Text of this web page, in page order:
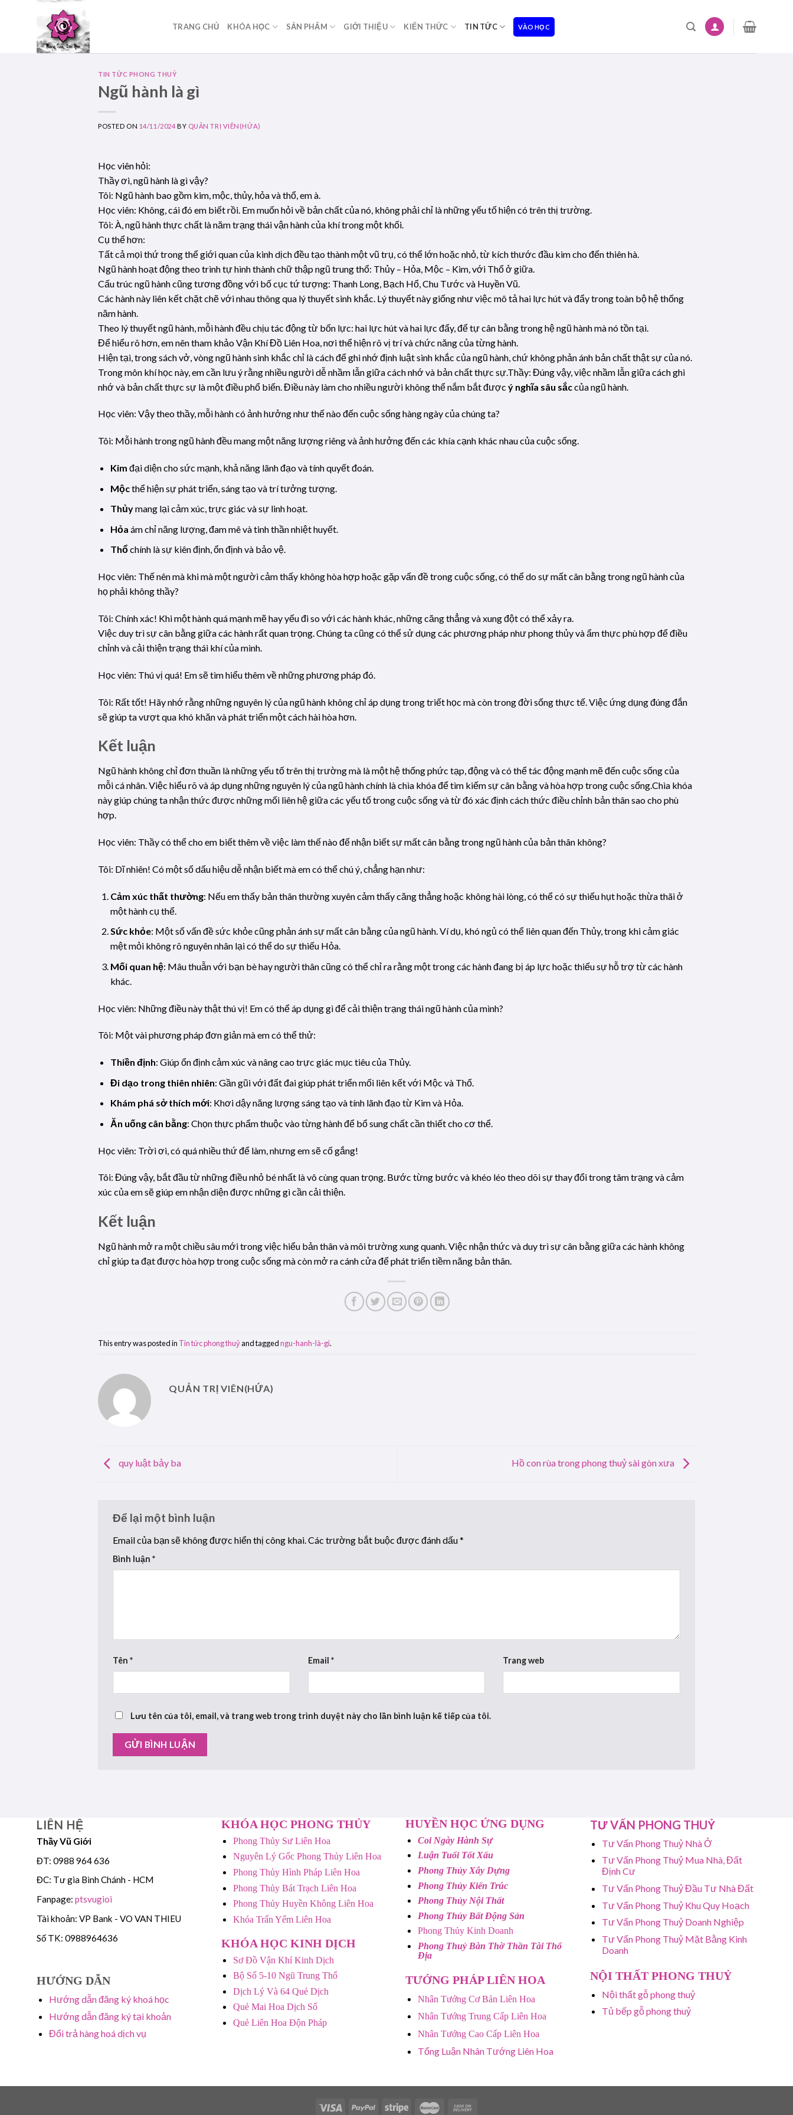
TRANG CHỦ KHÓA HỌC SẢN PHẨM GIỚI THIỆU KIẾN THỨC TIN TỨC VÀO HỌC
TIN TỨC PHONG THUỶ
Ngũ hành là gì
POSTED ON 14/11/2024 BY QUẢN TRỊ VIÊN(HỨA)
Học viên hỏi:
Thầy ơi, ngũ hành là gì vậy?
Tôi: Ngũ hành bao gồm kim, mộc, thủy, hỏa và thổ, em à.
Học viên: Không, cái đó em biết rồi. Em muốn hỏi về bản chất của nó, không phải chỉ là những yếu tố hiện có trên thị trường.
Tôi: À, ngũ hành thực chất là năm trạng thái vận hành của khí trong một khối.
Cụ thể hơn:
Tất cả mọi thứ trong thế giới quan của kinh dịch đều tạo thành một vũ trụ, có thể lớn hoặc nhỏ, từ kích thước đầu kim cho đến thiên hà.
Ngũ hành hoạt động theo trình tự hình thành chữ thập ngũ trung thổ: Thủy – Hỏa, Mộc – Kim, với Thổ ở giữa.
Cấu trúc ngũ hành cũng tương đồng với bố cục tứ tượng: Thanh Long, Bạch Hổ, Chu Tước và Huyền Vũ.
Các hành này liên kết chặt chẽ với nhau thông qua lý thuyết sinh khắc. Lý thuyết này giống như việc mô tả hai lực hút và đẩy trong toàn bộ hệ thống
năm hành.
Theo lý thuyết ngũ hành, mỗi hành đều chịu tác động từ bốn lực: hai lực hút và hai lực đẩy, để tự cân bằng trong hệ ngũ hành mà nó tồn tại.
Để hiểu rõ hơn, em nên tham khảo Vận Khí Đồ Liên Hoa, nơi thể hiện rõ vị trí và chức năng của từng hành.
Hiện tại, trong sách vở, vòng ngũ hành sinh khắc chỉ là cách để ghi nhớ định luật sinh khắc của ngũ hành, chứ không phản ánh bản chất thật sự của nó.
Trong môn khí học này, em cần lưu ý rằng nhiều người dễ nhầm lẫn giữa cách nhớ và bản chất thực sự.Thầy: Đúng vậy, việc nhầm lẫn giữa cách ghi
nhớ và bản chất thực sự là một điều phổ biến. Điều này làm cho nhiều người không thể nắm bắt đượcý nghĩa sâu sắccủa ngũ hành.
Học viên: Vậy theo thầy, mỗi hành có ảnh hưởng như thế nào đến cuộc sống hàng ngày của chúng ta?
Tôi: Mỗi hành trong ngũ hành đều mang một năng lượng riêng và ảnh hưởng đến các khía cạnh khác nhau của cuộc sống.
Kim đại diện cho sức mạnh, khả năng lãnh đạo và tính quyết đoán.
Mộcthể hiện sự phát triển, sáng tạo và trí tưởng tượng.
Thủymang lại cảm xúc, trực giác và sự linh hoạt.
Hỏa ám chỉ năng lượng, đam mê và tinh thần nhiệt huyết.
Thổchính là sự kiên định, ổn định và bảo vệ.
Học viên: Thế nên mà khi mà một người cảm thấy không hòa hợp hoặc gặp vấn đề trong cuộc sống, có thể do sự mất cân bằng trong ngũ hành của
họ phải không thầy?
Tôi: Chính xác! Khi một hành quá mạnh mẽ hay yếu đi so với các hành khác, những căng thẳng và xung đột có thể xảy ra.
Việc duy trì sự cân bằng giữa các hành rất quan trọng. Chúng ta cũng có thể sử dụng các phương pháp như phong thủy và ẩm thực phù hợp để điều
chỉnh và cải thiện trạng thái khí của mình.
Học viên: Thú vị quá! Em sẽ tìm hiểu thêm về những phương pháp đó.
Tôi: Rất tốt! Hãy nhớ rằng những nguyên lý của ngũ hành không chỉ áp dụng trong triết học mà còn trong đời sống thực tế. Việc ứng dụng đúng đắn
sẽ giúp ta vượt qua khó khăn và phát triển một cách hài hòa hơn.
Kết luận
Ngũ hành không chỉ đơn thuần là những yếu tố trên thị trường mà là một hệ thống phức tạp, động và có thể tác động mạnh mẽ đến cuộc sống của
mỗi cá nhân. Việc hiểu rõ và áp dụng những nguyên lý của ngũ hành chính là chìa khóa để tìm kiếm sự cân bằng và hòa hợp trong cuộc sống.Chìa khóa
này giúp chúng ta nhận thức được những mối liên hệ giữa các yếu tố trong cuộc sống và từ đó xác định cách thức điều chỉnh bản thân sao cho phù
hợp.
Học viên: Thầy có thể cho em biết thêm về việc làm thế nào để nhận biết sự mất cân bằng trong ngũ hành của bản thân không?
Tôi: Dĩ nhiên! Có một số dấu hiệu dễ nhận biết mà em có thể chú ý, chẳng hạn như:
Cảm xúc thất thường: Nếu em thấy bản thân thường xuyên cảm thấy căng thẳng hoặc không hài lòng, có thể có sự thiếu hụt hoặc thừa thãi ở
một hành cụ thể.
Sức khỏe: Một số vấn đề sức khỏe cũng phản ánh sự mất cân bằng của ngũ hành. Ví dụ, khó ngủ có thể liên quan đến Thủy, trong khi cảm giác
mệt mỏi không rõ nguyên nhân lại có thể do sự thiếu Hỏa.
Mối quan hệ: Mâu thuẫn với bạn bè hay người thân cũng có thể chỉ ra rằng một trong các hành đang bị áp lực hoặc thiếu sự hỗ trợ từ các hành
khác.
Học viên: Những điều này thật thú vị! Em có thể áp dụng gì để cải thiện trạng thái ngũ hành của mình?
Tôi: Một vài phương pháp đơn giản mà em có thể thử:
Thiền định: Giúp ổn định cảm xúc và nâng cao trực giác mục tiêu của Thủy.
Đi dạo trong thiên nhiên: Gần gũi với đất đai giúp phát triển mối liên kết với Mộc và Thổ.
Khám phá sở thích mới: Khơi dậy năng lượng sáng tạo và tính lãnh đạo từ Kim và Hỏa.
Ăn uống cân bằng: Chọn thực phẩm thuộc vào từng hành để bổ sung chất cần thiết cho cơ thể.
Học viên: Trời ơi, có quá nhiều thứ để làm, nhưng em sẽ cố gắng!
Tôi: Đúng vậy, bắt đầu từ những điều nhỏ bé nhất là vô cùng quan trọng. Bước từng bước và khéo léo theo dõi sự thay đổi trong tâm trạng và cảm
xúc của em sẽ giúp em nhận diện được những gì cần cải thiện.
Kết luận
Ngũ hành mở ra một chiều sâu mới trong việc hiểu bản thân và môi trường xung quanh. Việc nhận thức và duy trì sự cân bằng giữa các hành không
chỉ giúp ta đạt được hòa hợp trong cuộc sống mà còn mở ra cánh cửa để phát triển tiềm năng bản thân.
This entry was posted in Tin tức phong thuỷand taggedngu-hanh-là-gi.
QUẢN TRỊ VIÊN(HỨA)
quy luật bảy ba Hồ con rùa trong phong thuỷ sài gòn xưa
Để lại một bình luận
Email của bạn sẽ không được hiển thị công khai.Các trường bắt buộc được đánh dấu*
Bình luận*
Tên* Email * Trang web
Lưu tên của tôi, email, và trang web trong trình duyệt này cho lần bình luận kế tiếp của tôi.
LIÊN HỆ
Thầy Vũ Giới
ĐT: 0988 964 636
ĐC: Tư gia Bình Chánh - HCM
Fanpage: ptsvugioi
Tài khoản: VP Bank - VO VAN THIEU
Số TK: 0988964636
HƯỚNG DẪN
Hướng dẫn đăng ký khoá học
Hướng dẫn đăng ký tại khoản
Đổi trả hàng hoá dịch vụ
KHÓA HỌC PHONG THỦY
Phong Thủy Sư Liên Hoa
Nguyên Lý Gốc Phong Thủy Liên Hoa
Phong Thủy Hình Pháp Liên Hoa
Phong Thủy Bát Trạch Liên Hoa
Phong Thủy Huyền Không Liên Hoa
Khóa Trấn Yểm Liên Hoa
KHÓA HỌC KINH DỊCH
Sơ Đồ Vận Khí Kinh Dịch
Bộ Số 5-10 Ngũ Trung Thổ
Dịch Lý Và 64 Quẻ Dịch
Quẻ Mai Hoa Dịch Số
Quẻ Liên Hoa Độn Pháp
HUYỀN HỌC ỨNG DỤNG
Coi Ngày Hành Sự
Luận Tuổi Tốt Xấu
Phong Thủy Xây Dựng
Phong Thủy Kiến Trúc
Phong Thủy Nội Thất
Phong Thủy Bất Động Sản
Phong Thủy Kinh Doanh
Phong Thuỷ Bàn Thờ Thần Tài Thổ
Địa
TƯỚNG PHÁP LIÊN HOA
Nhân Tướng Cơ Bản Liên Hoa
Nhân Tướng Trung Cấp Liên Hoa
Nhân Tướng Cao Cấp Liên Hoa
Tổng Luận Nhân Tướng Liên Hoa
TƯ VẤN PHONG THUỶ
Tư Vấn Phong Thuỷ Nhà Ở
Tư Vấn Phong Thuỷ Mua Nhà, Đất
Định Cư
Tư Vấn Phong Thuỷ Đầu Tư Nhà Đất
Tư Vấn Phong Thuỷ Khu Quy Hoạch
Tư Vấn Phong Thuỷ Doanh Nghiệp
Tư Vấn Phong Thuỷ Mặt Bằng Kinh
Doanh
NỘI THẤT PHONG THUỶ
Nội thất gỗ phong thuỷ
Tủ bếp gỗ phong thuỷ